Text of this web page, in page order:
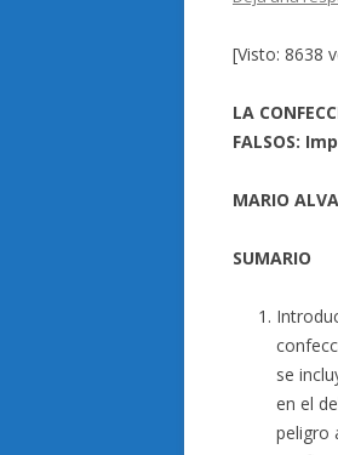
[Visto: 8638
LA
FALSOS:
MARIO
SUMARIO
se
en el
peligro